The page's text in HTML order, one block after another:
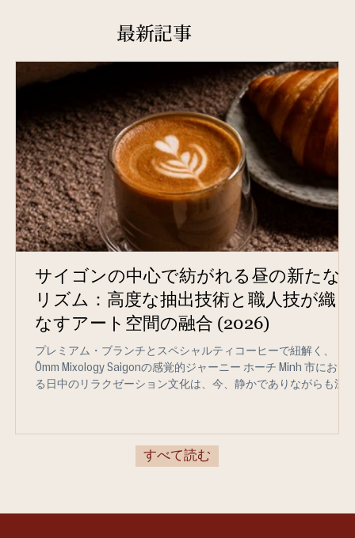
最新記事
サイゴンの中心で紡がれる昼の新たな
リズム：高度な抽出技術と職人技が織り
なすアート空間の融合 (2026)
プレミアム・ブランチとスペシャルティコーヒーで紐解く、
Ômm Mixology Saigonの感覚的ジャーニー ホーチ Minh 市におけ
る日中のリラクゼーション文化は、今、静かでありながらも深
が守られ、食事から飲み物に至るすべてのディテールに味わい
の創造的な情熱が注がれた空間を求めています。 Ômm Mixology
Saigonは、この新しい昼のトレンドを牽引する先駆者の一つで
5:00まで正式に拡大し、さらに午前10:00から午後4:00までの時
すべて読む